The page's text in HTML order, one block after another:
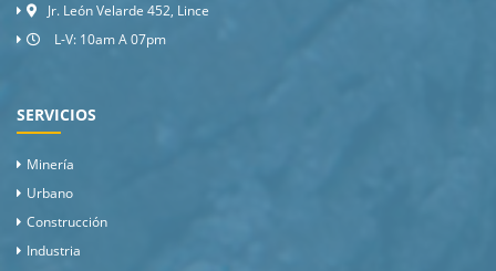
Jr. León Velarde 452, Lince
L-V: 10am A 07pm
SERVICIOS
Minería
Urbano
Construcción
Industria